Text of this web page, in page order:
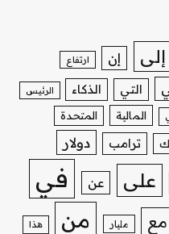
إلى إن ارتفاع
التي الذكاء الرئيس
المالية المتحدة
ترامب دولار
على عن في
مع مليار من هذا